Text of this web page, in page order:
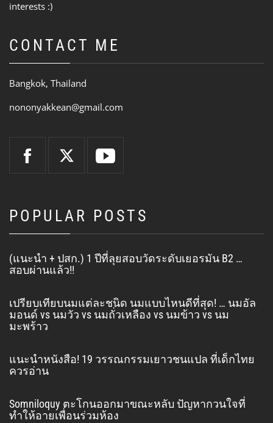
interests :)
CONTACT ME
Bangkok, Thailand
nononyakkean@gmail.com
POPULAR POSTS
(แนะนำ + ปสก.) 1 ปีที่ลุยสอบวัดระดับเยอรมัน B2 …
สอบผ่านแล้ว!!
เปรียบเทียบนมแต่ละชนิด นมแบบไหนดีที่สุด! … นมอัล
มอนด์ vs นมวัว vs นมถั่วเหลือง vs นมข้าว vs นม
มะพร้าว
แนะนำหนังสือ! 19 วรรณกรรมเยาวชนแปล ที่เด็กไทย
ควรอ่าน
Somniloquy ตะโกนออกมาขณะหลับ ปัญหากวนใจที่
ทำให้อายเพื่อนร่วมห้อง